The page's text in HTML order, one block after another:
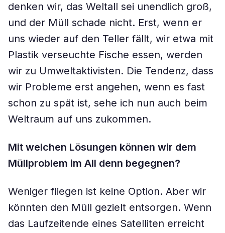
denken wir, das Weltall sei unendlich groß,
und der Müll schade nicht. Erst, wenn er
uns wieder auf den Teller fällt, wir etwa mit
Plastik verseuchte Fische essen, werden
wir zu Umweltaktivisten. Die Tendenz, dass
wir Probleme erst angehen, wenn es fast
schon zu spät ist, sehe ich nun auch beim
Weltraum auf uns zukommen.
Mit welchen Lösungen können wir dem
Müllproblem im All denn begegnen?
Weniger fliegen ist keine Option. Aber wir
könnten den Müll gezielt entsorgen. Wenn
das Laufzeitende eines Satelliten erreicht